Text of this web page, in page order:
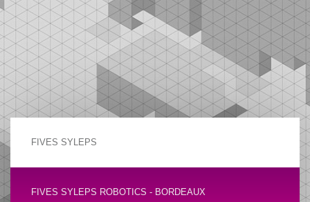
FIVES SYLEPS
FIVES SYLEPS ROBOTICS - BORDEAUX